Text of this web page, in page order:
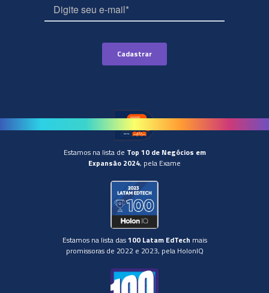
Estamos na lista de Top 10 de Negócios em
Expansão 2024, pela Exame
Estamos na lista das100 Latam EdTech mais
promissoras de 2022 e 2023, pela HolonIQ